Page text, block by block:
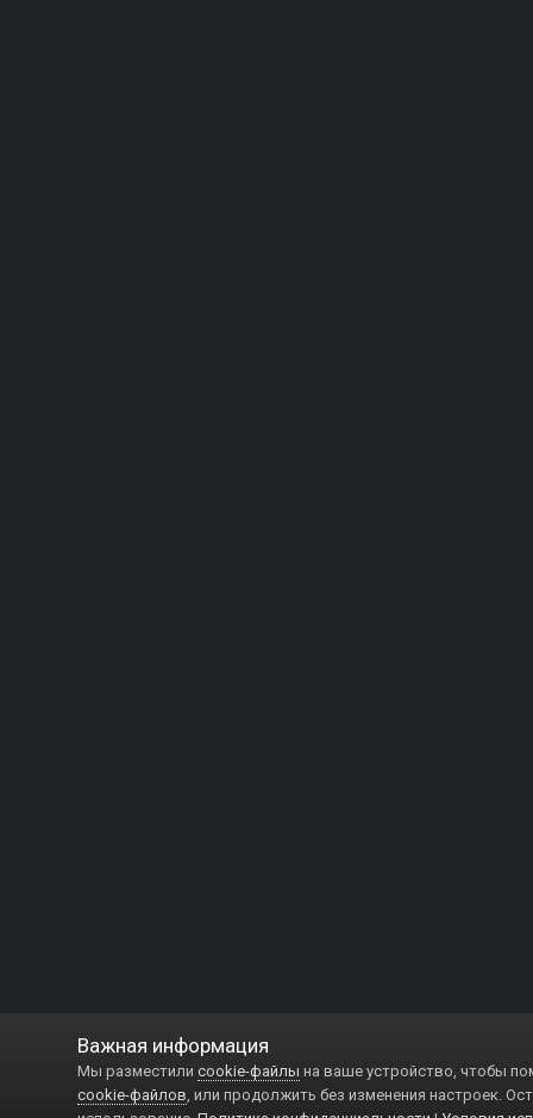
Важная информация
Мы разместили cookie-файлы на ваше устройство, чтобы
cookie-файлов, или продолжить без изменения настроек.